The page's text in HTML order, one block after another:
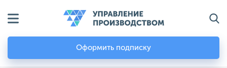
Оформить подписку